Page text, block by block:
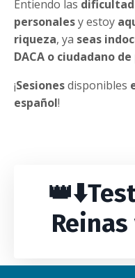
Entiendo las
personalesy estoy
riqueza, ya seas
DACA o ciudadano
¡Sesionesdisponibles
español!